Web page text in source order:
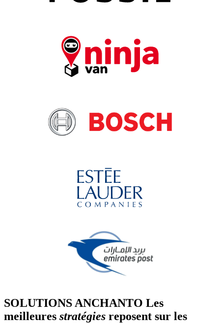
SOLUTIONS ANCHANTO Les
meilleures stratégies reposent sur les